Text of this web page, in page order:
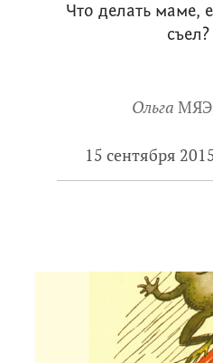
Что делать маме,
съел?
Ольга
15 сентября